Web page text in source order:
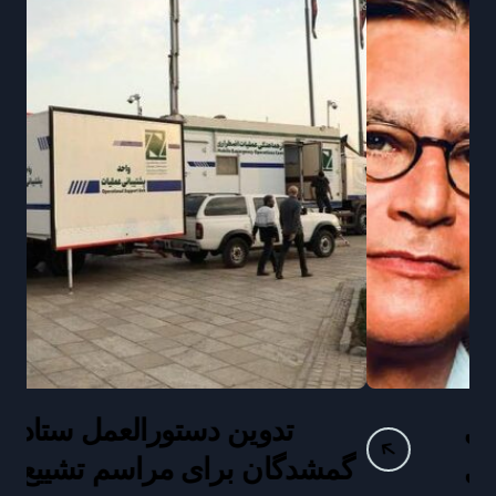
تدوین دستورالعمل ستاد
گمشدگان برای مراسم تشییع